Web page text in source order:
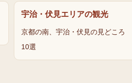
宇治・伏見エリアの観光
京都の南、宇治・伏見の見どころ
10選